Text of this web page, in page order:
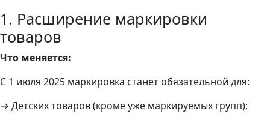
1. Расширение маркировки
товаров
Что меняется:
С 1 июля 2025 маркировка станет обязательной для:
→ Детских товаров (кроме уже маркируемых групп);